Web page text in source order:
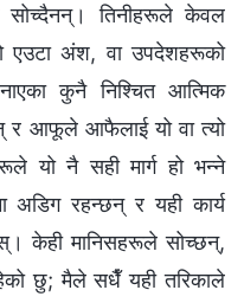
सोच्दैनन्। तिनीहरूले केवल
एउटा अंश, वा उपदेशहरूको
कुनै निश्चित आत्मिक
र आफूले आफैलाई यो वा त्यो
यो नै सही मार्ग हो भन्ने
अडिग रहन्छन् र यही कार्य
केही मानिसहरूले सोच्छन्,
छु; मैले सधैँ यही तरिकाले